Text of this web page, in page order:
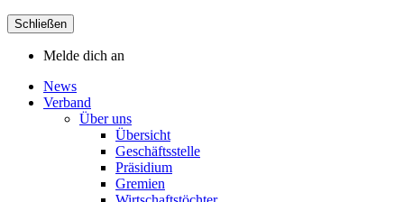
Schließen
Melde dich an
News
Verband
Über uns
Übersicht
Geschäftsstelle
Präsidium
Gremien